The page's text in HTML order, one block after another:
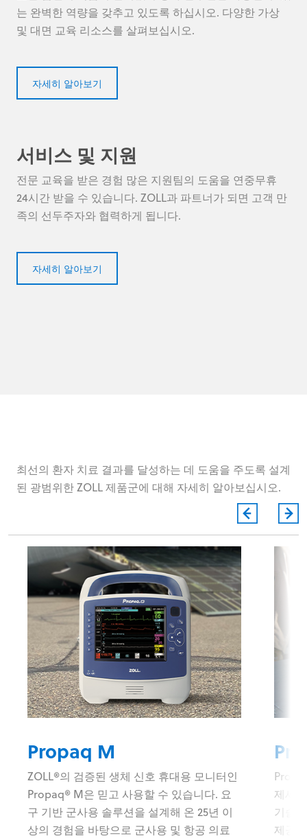
는 완벽한 역량을 갖추고 있도록 하십시오. 다양한 가상
및 대면 교육 리소스를 살펴보십시오.
자세히 알아보기
서비스 및 지원
전문 교육을 받은 경험 많은 지원팀의 도움을 연중무휴
24시간 받을 수 있습니다. ZOLL과 파트너가 되면 고객 만
족의 선두주자와 협력하게 됩니다.
자세히 알아보기
최선의 환자 치료 결과를 달성하는 데 도움을 주도록 설계
된 광범위한 ZOLL 제품군에 대해 자세히 알아보십시오.
Propaq M
ZOLL®의 검증된 생체 신호 휴대용 모니터인
Propaq® M은 믿고 사용할 수 있습니다. 요
구 기반 군사용 솔루션을 설계해 온 25년 이
상의 경험을 바탕으로 군사용 및 항공 의료
제세
기술
제공